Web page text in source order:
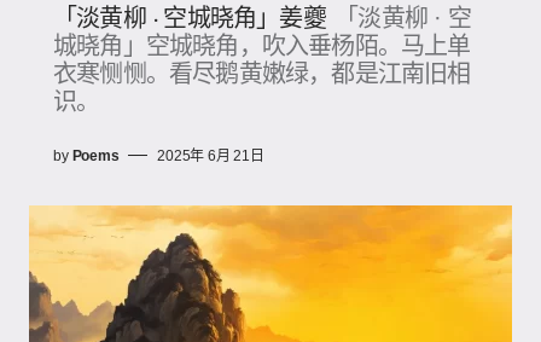
「淡黄柳 · 空城晓角」姜夔
「淡黄柳 · 空
城晓角」空城晓角，吹入垂杨陌。马上单
衣寒恻恻。看尽鹅黄嫩绿，都是江南旧相
识。
by Poems 2025年 6月 21日